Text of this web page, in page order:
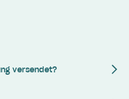
versendet?